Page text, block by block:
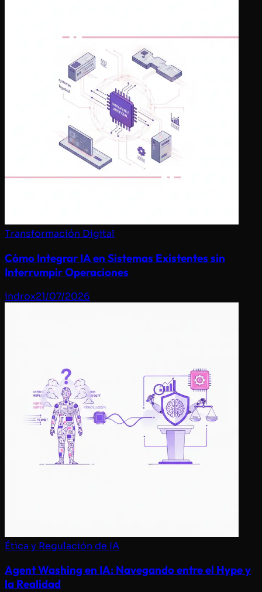
Transformación Digital
Cómo Integrar IA en Sistemas Existentes sin
Interrumpir Operaciones
indrox21/07/2026
Ética y Regulación de IA
Agent Washing en IA: Navegando entre el Hype y
la Realidad